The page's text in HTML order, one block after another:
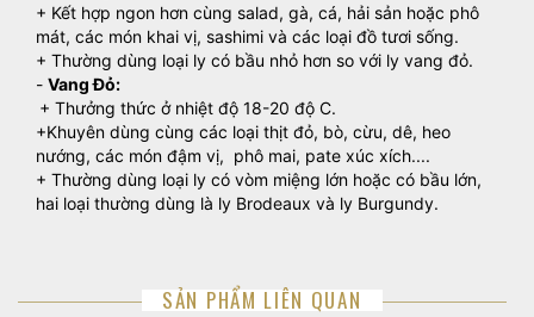
+ Kết hợp ngon hơn cùng salad, gà, cá, hải sản hoặc phô
mát, các món khai vị, sashimi và các loại đồ tươi sống.
+ Thường dùng loại ly có bầu nhỏ hơn so với ly vang đỏ.
- Vang Đỏ:
+ Thưởng thức ở nhiệt độ 18-20 độ C.
+Khuyên dùng cùng các loại thịt đỏ, bò, cừu, dê, heo
nướng, các món đậm vị, phô mai, pate xúc xích....
+ Thường dùng loại ly có vòm miệng lớn hoặc có bầu lớn,
hai loại thường dùng là ly Brodeaux và ly Burgundy.
SẢN PHẨM LIÊN QUAN